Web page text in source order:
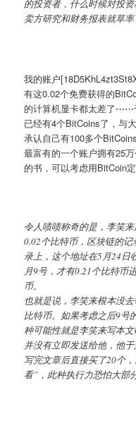
的投资者，什么时候对投
卖方研究和财务报表就草
我的账户
有这0.02个免费获得的
的计算机显卡都太差了⋯⋯
已经有4个BitCoins了，与
承认自己有100多个
最富有的一个账户拥有25
的书，可以考虑用BitCoin定
令人啧啧称奇的是，李笑
0.02个比特币，区块链的
录上，这个地址在5月24日
月9号，才有0.21个比特币
币。
也就是说，李笑来根本没
比特币。如果考虑之后9号
种可能性就是李笑来写本
并没有立即发送给他，他于
写完文章后直接买了20个
看”，此种执行力恐怕大部